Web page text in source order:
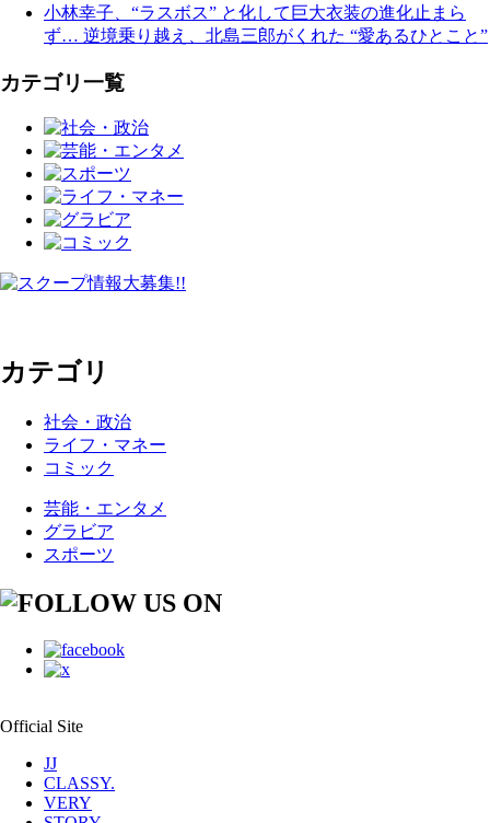
小林幸子、“ラスボス” と化して巨大衣装の進化止まら
ず… 逆境乗り越え、北島三郎がくれた “愛あるひとこと”
カテゴリ一覧
カテゴリ
社会・政治
ライフ・マネー
コミック
芸能・エンタメ
グラビア
スポーツ
Official Site
JJ
CLASSY.
VERY